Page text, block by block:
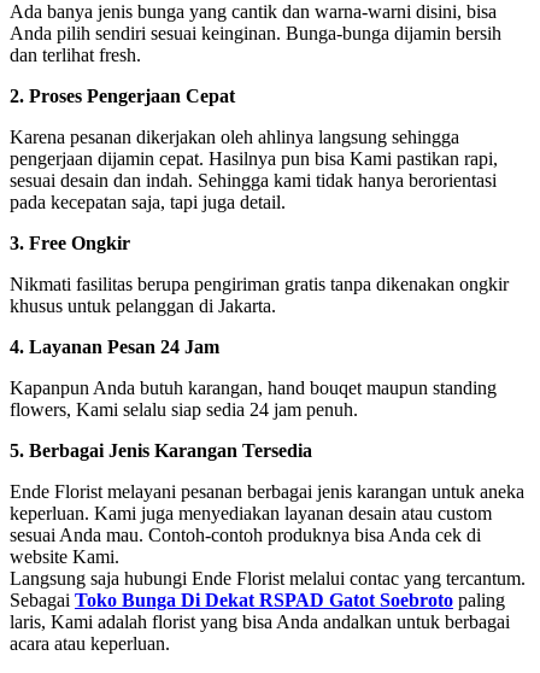
Ada banya jenis bunga yang cantik dan warna-warni disini, bisa
Anda pilih sendiri sesuai keinginan. Bunga-bunga dijamin bersih
dan terlihat fresh.
2. Proses Pengerjaan Cepat
Karena pesanan dikerjakan oleh ahlinya langsung sehingga
pengerjaan dijamin cepat. Hasilnya pun bisa Kami pastikan rapi,
sesuai desain dan indah. Sehingga kami tidak hanya berorientasi
pada kecepatan saja, tapi juga detail.
3. Free Ongkir
Nikmati fasilitas berupa pengiriman gratis tanpa dikenakan ongkir
khusus untuk pelanggan di Jakarta.
4. Layanan Pesan 24 Jam
Kapanpun Anda butuh karangan, hand bouqet maupun standing
flowers, Kami selalu siap sedia 24 jam penuh.
5. Berbagai Jenis Karangan Tersedia
Ende Florist melayani pesanan berbagai jenis karangan untuk aneka
keperluan. Kami juga menyediakan layanan desain atau custom
sesuai Anda mau. Contoh-contoh produknya bisa Anda cek di
website Kami.
Langsung saja hubungi Ende Florist melalui contac yang tercantum.
Sebagai Toko Bunga Di Dekat RSPAD Gatot Soebroto paling
laris, Kami adalah florist yang bisa Anda andalkan untuk berbagai
acara atau keperluan.